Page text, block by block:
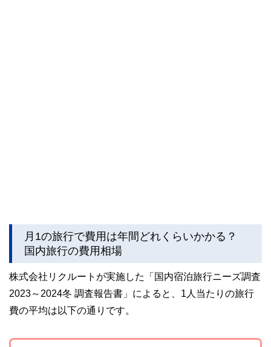
月1の旅行で費用は年間どれくらいかかる？
国内旅行の費用相場
株式会社リクルートが実施した「国内宿泊旅行ニーズ調査
2023～2024冬 調査報告書」によると、1人当たりの旅行
費の平均は以下の通りです。